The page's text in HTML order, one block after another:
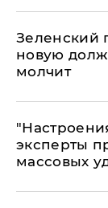
Зеленский
новую
молчит
эксперты
массовых